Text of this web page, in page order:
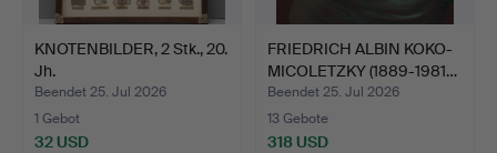
KNOTENBILDER, 2 Stk., 20.
Jh.
Beendet 25. Jul 2026
1 Gebot
32 USD
FRIEDRICH ALBIN KOKO-
MICOLETZKY (1889-1981…
Beendet 25. Jul 2026
13 Gebote
318 USD